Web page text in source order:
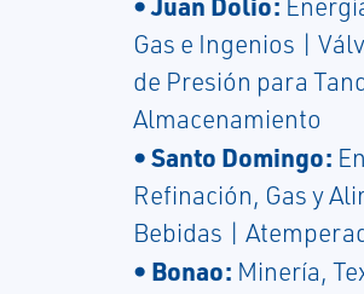
Gas e Ingenios |
de Presión para
Almacenamiento
• Santo Domingo:
Refinación, Gas y
Bebidas |
• Bonao: Minería,